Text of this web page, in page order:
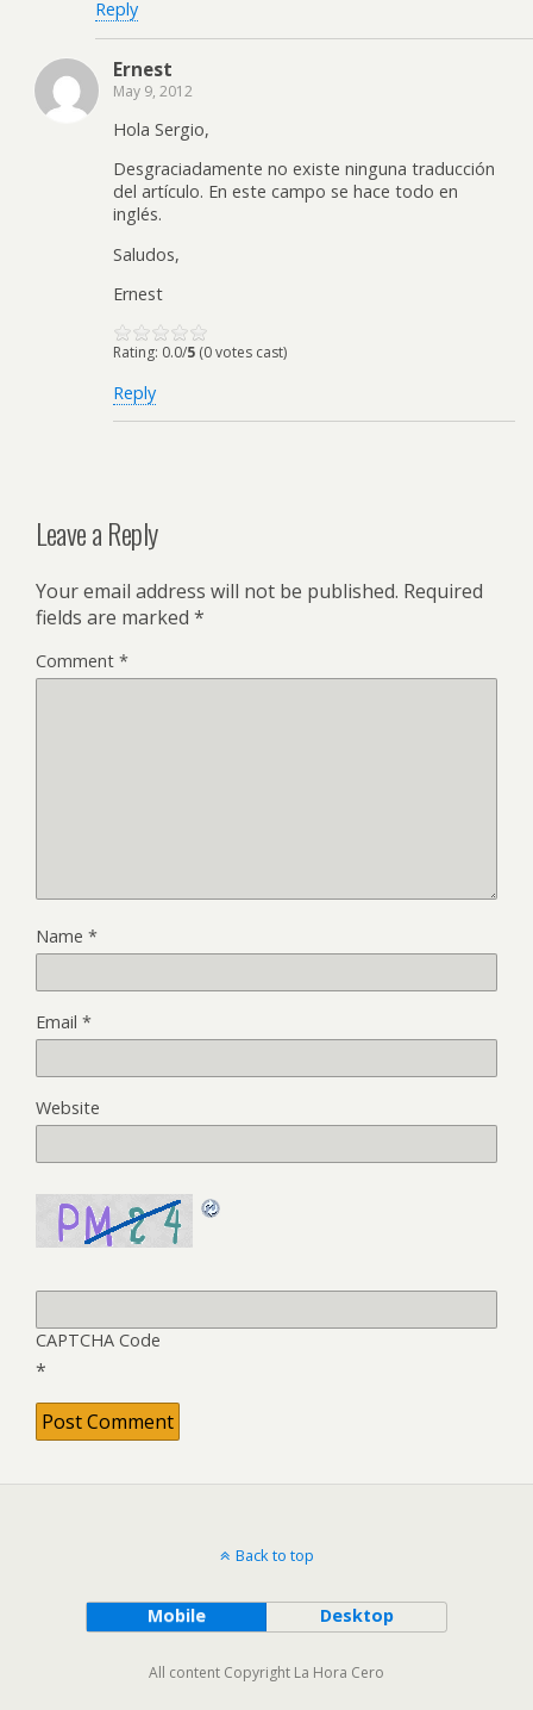
Reply
Ernest
May 9, 2012
Hola Sergio,
Desgraciadamente no existe ninguna traducción
del artículo. En este campo se hace todo en
inglés.
Saludos,
Ernest
Rating: 0.0/5 (0 votes cast)
Reply
Leave a Reply
Your email address will not be published. Required
fields are marked *
Comment *
Name *
Email *
Website
CAPTCHA Code
*
Back to top
Mobile Desktop
All content Copyright La Hora Cero